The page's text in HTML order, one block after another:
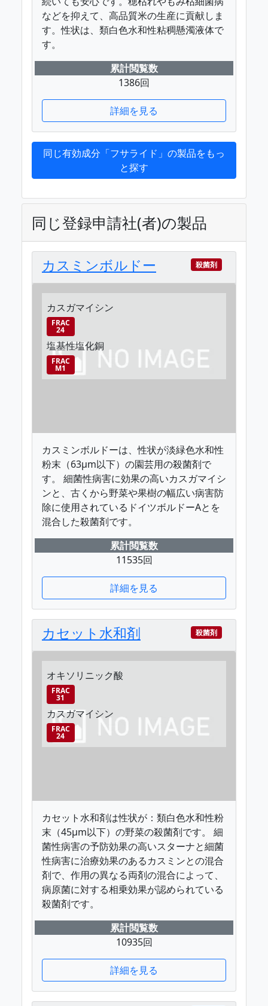
などを抑えて、高品質米の生産に貢献しま
す。性状は、類白色水和性粘稠懸濁液体で
す。
累計閲覧数
1386回
詳細を見る
同じ有効成分「フサライド」の製品をもっ
と探す
同じ登録申請社(者)の製品
カスミンボルドー 殺菌剤
カスガマイシン
FRAC
24
塩基性塩化銅
FRAC
M1
カスミンボルドーは、性状が淡緑色水和性
粉末（63μm以下）の園芸用の殺菌剤で
す。 細菌性病害に効果の高いカスガマイシ
ンと、古くから野菜や果樹の幅広い病害防
除に使用されているドイツボルドーAとを
混合した殺菌剤です。
累計閲覧数
11535回
詳細を見る
カセット水和剤 殺菌剤
オキソリニック酸
FRAC
31
カスガマイシン
FRAC
24
カセット水和剤は性状が：類白色水和性粉
末（45μm以下）の野菜の殺菌剤です。 細
菌性病害の予防効果の高いスターナと細菌
性病害に治療効果のあるカスミンとの混合
剤で、作用の異なる両剤の混合によって、
病原菌に対する相乗効果が認められている
殺菌剤です。
累計閲覧数
10935回
詳細を見る